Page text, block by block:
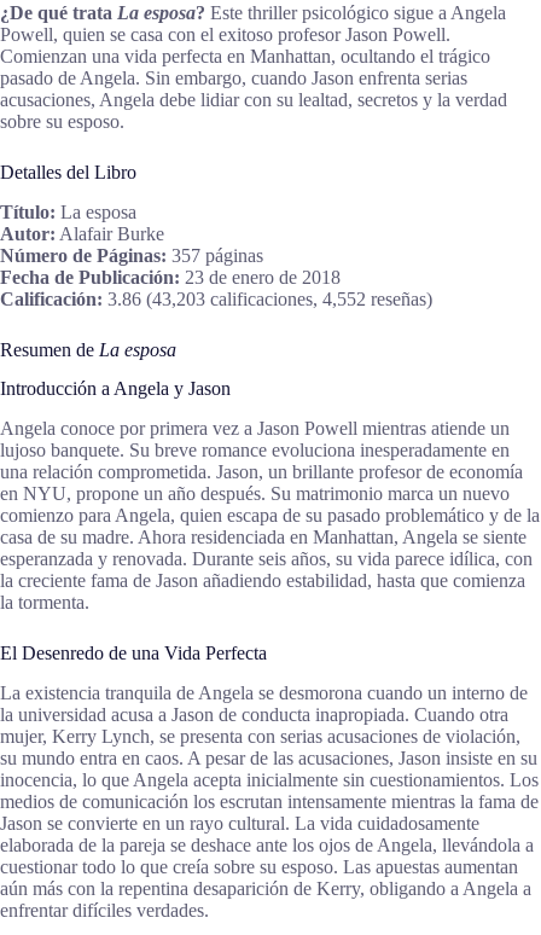
¿De qué trata La esposa? Este thriller psicológico sigue a Angela
Powell, quien se casa con el exitoso profesor Jason Powell.
Comienzan una vida perfecta en Manhattan, ocultando el trágico
pasado de Angela. Sin embargo, cuando Jason enfrenta serias
acusaciones, Angela debe lidiar con su lealtad, secretos y la verdad
sobre su esposo.
Detalles del Libro
Título: La esposa
Autor: Alafair Burke
Número de Páginas: 357 páginas
Fecha de Publicación: 23 de enero de 2018
Calificación: 3.86 (43,203 calificaciones, 4,552 reseñas)
Resumen de La esposa
Introducción a Angela y Jason
Angela conoce por primera vez a Jason Powell mientras atiende un
lujoso banquete. Su breve romance evoluciona inesperadamente en
una relación comprometida. Jason, un brillante profesor de economía
en NYU, propone un año después. Su matrimonio marca un nuevo
comienzo para Angela, quien escapa de su pasado problemático y de la
casa de su madre. Ahora residenciada en Manhattan, Angela se siente
esperanzada y renovada. Durante seis años, su vida parece idílica, con
la creciente fama de Jason añadiendo estabilidad, hasta que comienza
la tormenta.
El Desenredo de una Vida Perfecta
La existencia tranquila de Angela se desmorona cuando un interno de
la universidad acusa a Jason de conducta inapropiada. Cuando otra
mujer, Kerry Lynch, se presenta con serias acusaciones de violación,
su mundo entra en caos. A pesar de las acusaciones, Jason insiste en su
inocencia, lo que Angela acepta inicialmente sin cuestionamientos. Los
medios de comunicación los escrutan intensamente mientras la fama de
Jason se convierte en un rayo cultural. La vida cuidadosamente
elaborada de la pareja se deshace ante los ojos de Angela, llevándola a
cuestionar todo lo que creía sobre su esposo. Las apuestas aumentan
aún más con la repentina desaparición de Kerry, obligando a Angela a
enfrentar difíciles verdades.